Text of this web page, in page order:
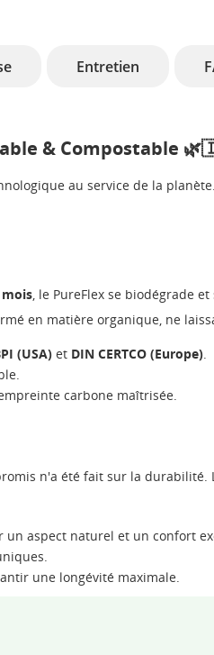
Entretien
& Compostable
au service de la
, le PureFlex se biodégrade
en matière organique, ne
(USA) et DIN CERTCO (Europe).
carbone maîtrisée.
n'a été fait sur la
un aspect naturel et un confort
une longévité maximale.